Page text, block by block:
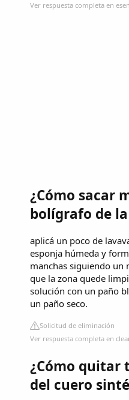
Ver respuesta completa en
¿Cómo sacar
bolígrafo de
aplicá un poco de
esponja húmeda y
manchas siguiendo un
que la zona quede
solución con un paño
un paño seco.
Solicitud de eliminación
Ver respuesta completa en
¿Cómo quitar
del cuero